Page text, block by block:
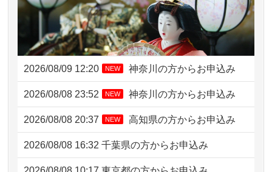
2026/08/09 12:20 NEW 神奈川の方からお申込み
2026/08/08 23:52 NEW 神奈川の方からお申込み
2026/08/08 20:37 NEW 高知県の方からお申込み
2026/08/08 16:32 千葉県の方からお申込み